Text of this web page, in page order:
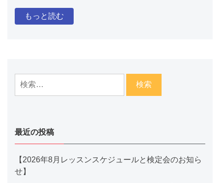
もっと読む
検
最近の投稿
【2026年8月レッスンスケジュールと検定会のお知ら
せ】